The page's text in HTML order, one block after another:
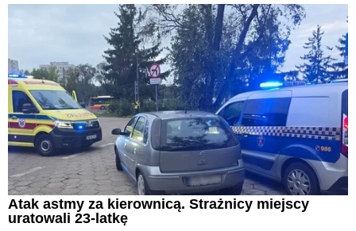
Atak astmy za kierownicą. Strażnicy miejscy
uratowali 23-latkę